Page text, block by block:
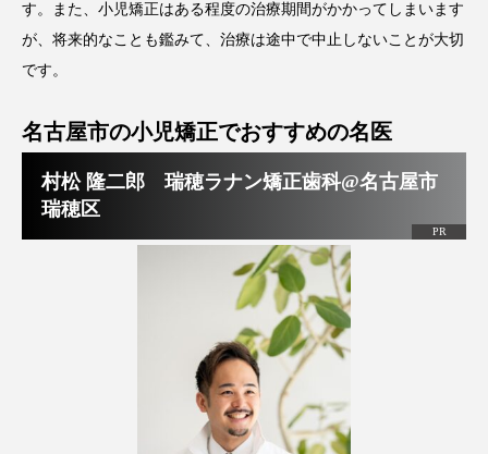
す。また、小児矯正はある程度の治療期間がかかってしまいます
が、将来的なことも鑑みて、治療は途中で中止しないことが大切
です。
名古屋市の小児矯正でおすすめの名医
村松 隆二郎 瑞穂ラナン矯正歯科@名古屋市
瑞穂区